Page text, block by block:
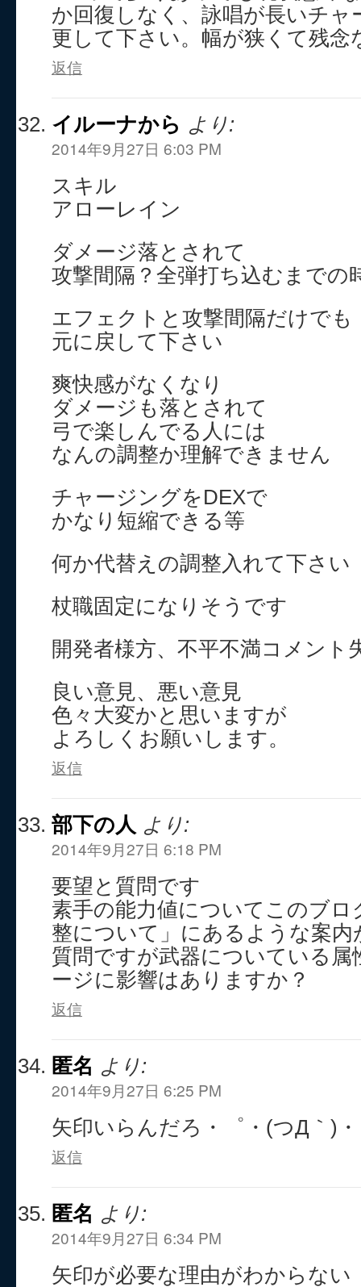
か回復しなく、詠唱が長いチ
更して下さい。幅が狭くて残念
返信
イルーナから より:
2014年9月27日 6:03 PM
スキル
アローレイン
ダメージ落とされて
攻撃間隔？全弾打ち込むまでの
エフェクトと攻撃間隔だけでも
元に戻して下さい
爽快感がなくなり
ダメージも落とされて
弓で楽しんでる人には
なんの調整か理解できません
チャージングをDEXで
かなり短縮できる等
何か代替えの調整入れて下さい
杖職固定になりそうです
開発者様方、不平不満コメント
良い意見、悪い意見
色々大変かと思いますが
よろしくお願いします。
返信
部下の人 より:
2014年9月27日 6:18 PM
要望と質問です
素手の能力値についてこのブロ
整について」にあるような案内
質問ですが武器についている
ージに影響はありますか？
返信
匿名 より:
2014年9月27日 6:25 PM
矢印いらんだろ・゜・(つД｀)
返信
匿名 より:
2014年9月27日 6:34 PM
矢印が必要な理由がわからない